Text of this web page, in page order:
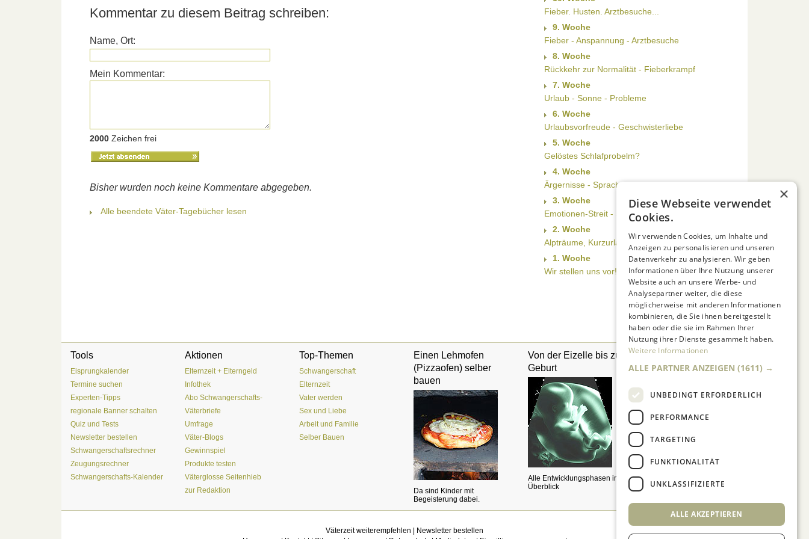
Kommentar zu diesem Beitrag schreiben:
Name, Ort:
Mein Kommentar:
2000 Zeichen frei
Bisher wurden noch keine Kommentare abgegeben.
Alle beendete Väter-Tagebücher lesen
Fieber. Husten. Arztbesuche...
9. Woche
Fieber - Anspannung - Arztbesuche
8. Woche
Rückkehr zur Normalität - Fieberkrampf
7. Woche
Urlaub - Sonne - Probleme
6. Woche
Urlaubsvorfreude - Geschwisterliebe
5. Woche
Gelöstes Schlafprobelm?
4. Woche
Ärgernisse - Sprachentwicklung - Fieber
3. Woche
Emotionen-Streit - Schöner Wochenschluß
2. Woche
Alpträume, Kurzurlaub und Schwimmbad
1. Woche
Wir stellen uns vor!
Tools
Eisprungkalender
Termine suchen
Experten-Tipps
regionale Banner schalten
Quiz und Tests
Newsletter bestellen
Schwangerschaftsrechner
Zeugungsrechner
Schwangerschafts-Kalender
Aktionen
Elternzeit + Elterngeld
Infothek
Abo Schwangerschafts-
Väterbriefe
Umfrage
Väter-Blogs
Gewinnspiel
Produkte testen
Väterglosse Seitenhieb
zur Redaktion
Top-Themen
Schwangerschaft
Elternzeit
Vater werden
Sex und Liebe
Arbeit und Familie
Selber Bauen
Einen Lehmofen
(Pizzaofen) selber
bauen
Da sind Kinder mit
Begeisterung dabei.
Von der Eizelle bis zur
Geburt
Alle Entwicklungsphasen im
Überblick
Pränataldiagnostik
Was, wenn etwas mit dem
Väterzeit weiterempfehlen
Newsletter bestellen
×
Diese Webseite verwendet
Cookies.
Wir verwenden Cookies, um Inhalte und
Anzeigen zu personalisieren und unseren
Datenverkehr zu analysieren. Wir geben
Informationen über Ihre Nutzung unserer
Website auch an unsere Werbe- und
Analysepartner weiter, die diese
möglicherweise mit anderen Informationen
kombinieren, die Sie ihnen bereitgestellt
haben oder die sie im Rahmen Ihrer
Nutzung ihrer Dienste gesammelt haben.
Weitere Informationen
ALLE PARTNER ANZEIGEN (1611) →
UNBEDINGT ERFORDERLICH
PERFORMANCE
TARGETING
FUNKTIONALITÄT
UNKLASSIFIZIERTE
ALLE AKZEPTIEREN